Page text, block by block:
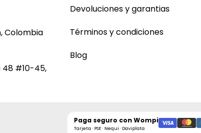
Colombia
48 #10-45,
Devoluciones y garantias
Términos y condiciones
Blog
Paga seguro con Wompi
Tarjeta · PSE · Nequi · Daviplata